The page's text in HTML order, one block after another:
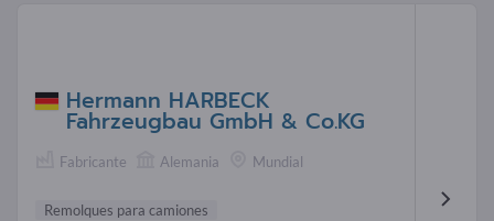
Hermann HARBECK
Fahrzeugbau GmbH & Co.KG
Fabricante Alemania Mundial
Remolques para camiones